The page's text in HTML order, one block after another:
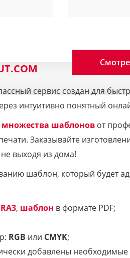
сервис создан для
интуитивно понятный
множества шаблонов от
Заказывайте
выходя из дома!
шаблон, который будет
, шаблон в формате PDF;
RGB или CMYK;
добавлены